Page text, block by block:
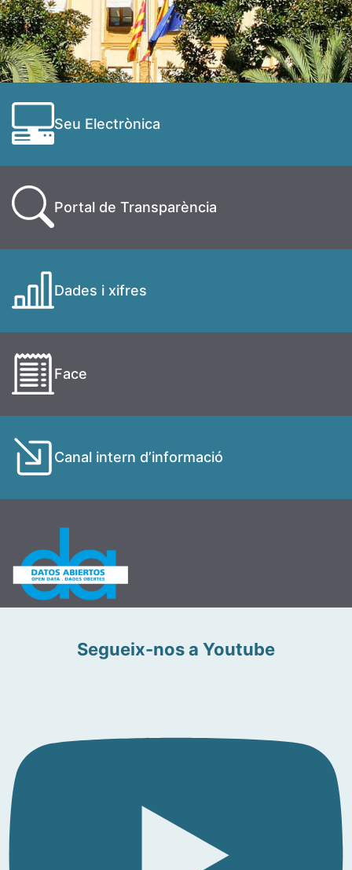
Seu Electrònica
Portal de Transparència
Dades i xifres
Face
Canal intern d’informació
Segueix-nos a Youtube